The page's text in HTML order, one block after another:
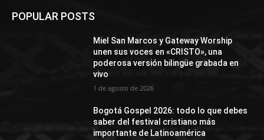
POPULAR POSTS
Miel San Marcos y Gateway Worship
unen sus voces en «CRISTO», una
poderosa versión bilingüe grabada en
vivo
1 de agosto de 2026
Bogotá Gospel 2026: todo lo que debes
saber del festival cristiano más
importante de Latinoamérica